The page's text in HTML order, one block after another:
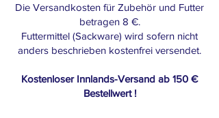
Die Versandkosten für Zubehör und Futter
betragen 8 €.
Futtermittel (Sackware) wird sofern nicht
anders beschrieben kostenfrei versendet.
Kostenloser Innlands-Versand ab 150 €
Bestellwert !